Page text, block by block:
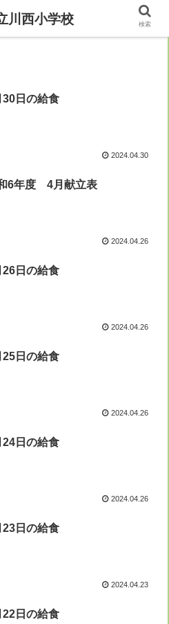
30日の給食
2024.04.30
6年度 4月献立表
2024.04.26
26日の給食
2024.04.26
25日の給食
2024.04.26
24日の給食
2024.04.26
23日の給食
2024.04.23
22日の給食
川西小学校 検索